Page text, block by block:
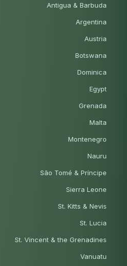
Antigua & Barbuda
Argentina
Austria
Botswana
Dominica
Egypt
Grenada
Malta
Montenegro
Nauru
São Tomé & Príncipe
Sierra Leone
St. Kitts & Nevis
St. Lucia
St. Vincent & the Grenadines
Vanuatu